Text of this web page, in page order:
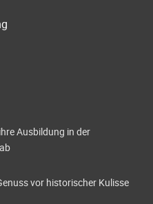
Ausbildung in der
vor historischer Kulisse